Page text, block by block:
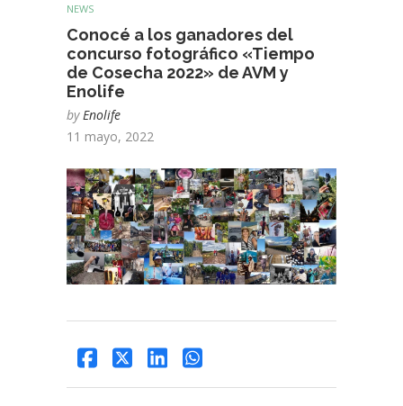
NEWS
Conocé a los ganadores del
concurso fotográfico «Tiempo
de Cosecha 2022» de AVM y
Enolife
by Enolife
11 mayo, 2022